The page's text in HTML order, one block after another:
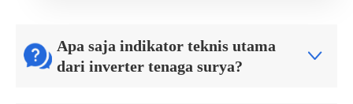
Apa saja indikator teknis utama
dari inverter tenaga surya?
